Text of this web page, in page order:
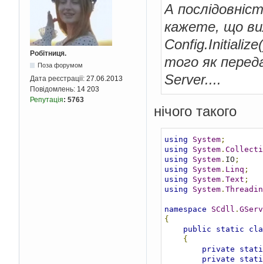
Робітниця.
Поза форумом
Дата реєстрації: 27.06.2013
Повідомлень: 14 203
Репутація: 5763
А
кажете, що
того як
Server....
нічого такого
using System;
using
System.
using
System. IO ;
using
System. Linq ;
using
System. Text ;
using
System.
namespace SCdll .
{
public
static
{
private
private